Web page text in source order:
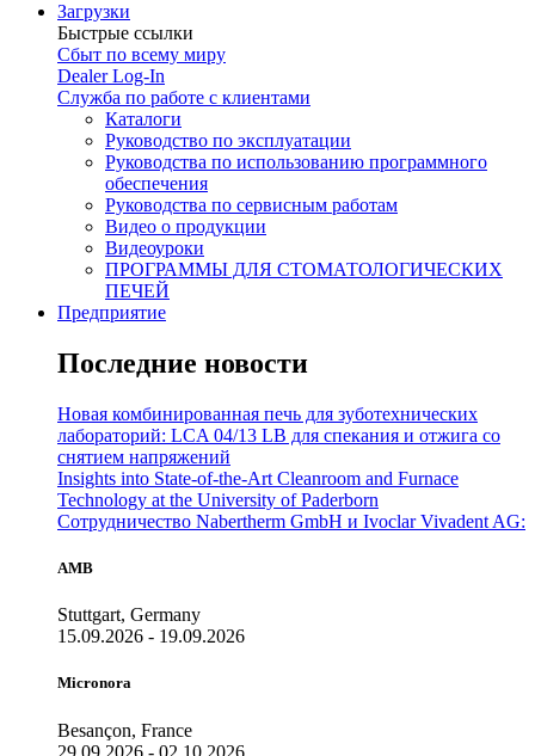
Загрузки
Быстрые ссылки
Сбыт по всему миру
Dealer Log-In
Служба по работе с клиентами
Каталоги
Руководство по эксплуатации
Руководства по использованию программного
обеспечения
Руководства по сервисным работам
Видео о продукции
Видеоуроки
ПРОГРАММЫ ДЛЯ СТОМАТОЛОГИЧЕСКИХ
ПЕЧЕЙ
Предприятие
Последние новости
Новая комбинированная печь для зуботехнических
лабораторий: LCA 04/13 LB для спекания и отжига со
снятием напряжений
Insights into State-of-the-Art Cleanroom and Furnace
Technology at the University of Paderborn
Сотрудничество Nabertherm GmbH и Ivoclar Vivadent AG:
AMB
Stuttgart, Germany
15.09.2026 - 19.09.2026
Micronora
Besançon, France
29.09.2026 - 02.10.2026